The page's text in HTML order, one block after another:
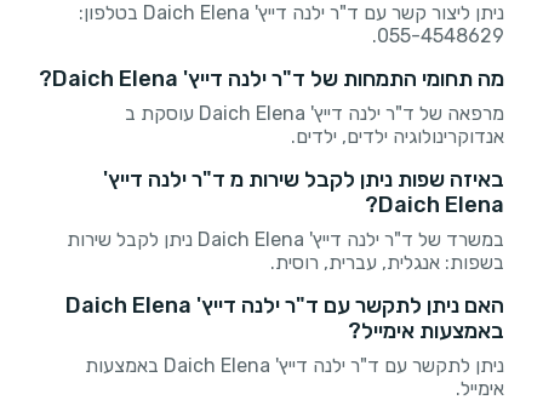
ניתן ליצור קשר עם ד"ר ילנה דייץ' Daich Elena בטלפון:
055-4548629.
מה תחומי התמחות של ד"ר ילנה דייץ' Daich Elena?
מרפאה של ד"ר ילנה דייץ' Daich Elena עוסקת ב
אנדוקרינולוגיה ילדים, ילדים.
באיזה שפות ניתן לקבל שירות מ ד"ר ילנה דייץ'
Daich Elena?
במשרד של ד"ר ילנה דייץ' Daich Elena ניתן לקבל שירות
בשפות: אנגלית, עברית, רוסית.
האם ניתן לתקשר עם ד"ר ילנה דייץ' Daich Elena
באמצעות אימייל?
ניתן לתקשר עם ד"ר ילנה דייץ' Daich Elena באמצעות
אימייל.